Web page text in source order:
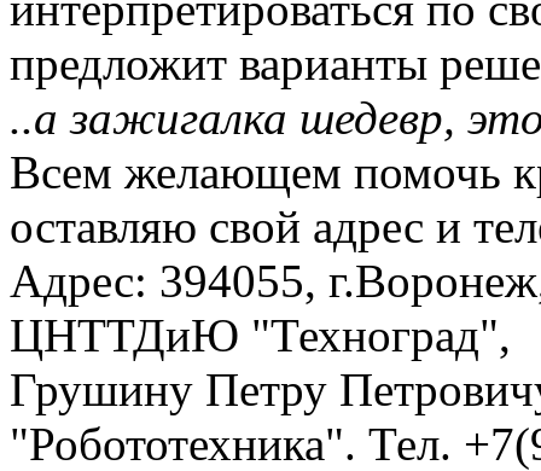
предложит варианты
..а зажигалка шедевр,
Всем желающем помочь
оставляю свой адрес и
Адрес: 394055,
ЦНТТДиЮ "Техноград",
Грушину Петру
"Робототехника". Тел.